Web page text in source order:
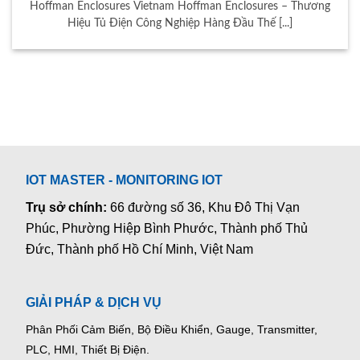
Hoffman Enclosures Vietnam Hoffman Enclosures – Thương
Hiệu Tủ Điện Công Nghiệp Hàng Đầu Thế [...]
IOT MASTER - MONITORING IOT
Trụ sở chính:66 đường số 36, Khu Đô Thị Vạn
Phúc, Phường Hiệp Bình Phước, Thành phố Thủ
Đức, Thành phố Hồ Chí Minh, Việt Nam
GIẢI PHÁP & DỊCH VỤ
Phân Phối Cảm Biến, Bộ Điều Khiển, Gauge, Transmitter,
PLC, HMI, Thiết Bị Điện.